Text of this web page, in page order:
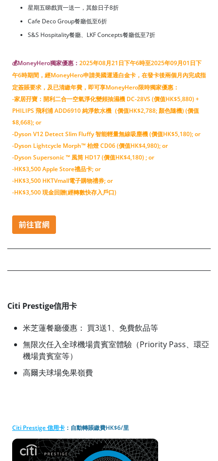
星期五睇戲買一送一，其餘日子8折
Cafe Deco Group餐廳低至6折
S&S Hospitality餐廳、LKF Concepts餐廳低至7折
💰MoneyHero獨家優惠： 2025年08月21日下午6時至2025年09月01日下
午6時期間，經MoneyHero申請美國運通白金卡，在發卡後兩個月內完成指
定簽賬要求，及已清繳年費，即可享MoneyHero限時獨家優惠：
-家居孖寶：開利二合一空氣淨化變頻抽濕機 DC-28VS (價值HK$5,880) +
PHILIPS 飛利浦 ADD6910 純淨飲水機（價值HK$2,788; 顏色隨機) (價值
$8,668); or
-Dyson V12 Detect Slim Fluffy 智能輕量無線吸塵機 (價值HK$5,180); or
-Dyson Lightcycle Morph™ 枱燈 CD06 (價值HK$4,980); or
-Dyson Supersonic ™ 風筒 HD17 (價值HK$4,180) ; or
-HK$3,500 Apple Store禮品卡; or
-HK$3,500 HKTVmall電子購物禮券; or
-HK$3,500 現金回贈(經轉數快存入戶口)
Citi Prestige信用卡
米芝蓮餐廳優惠： 買3送1、免費飲品等
無限次任入全球機場貴賓室體驗（Priority Pass、環亞
機場貴賓室等）
高爾夫球場免果嶺費
Citi Prestige 信用卡 ：自動轉賬繳費HK$6/里